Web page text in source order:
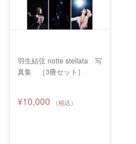
羽生結弦 notte stellata 写
真集 ［3冊セット］
¥10,000